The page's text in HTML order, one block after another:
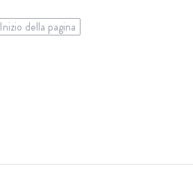
Inizio della pagina